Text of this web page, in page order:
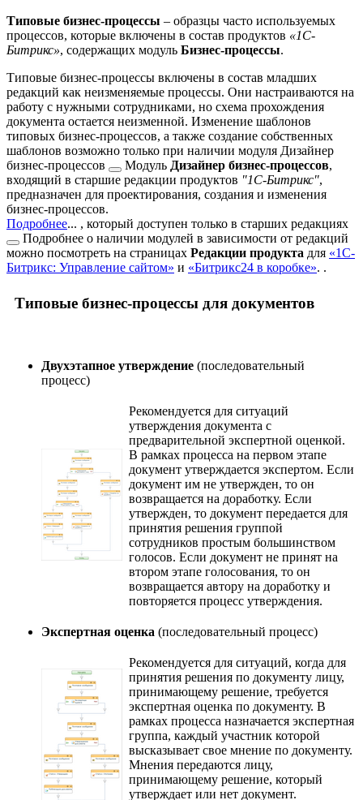
Типовые бизнес-процессы – образцы часто используемых
процессов, которые включены в состав продуктов «1C-
Битрикс», содержащих модуль Бизнес-процессы.
Типовые бизнес-процессы включены в состав младших
редакций как неизменяемые процессы. Они настраиваются на
работу с нужными сотрудниками, но схема прохождения
документа остается неизменной. Изменение шаблонов
типовых бизнес-процессов, а также создание собственных
шаблонов возможно только при наличии модуля Дизайнер
бизнес-процессов
Модуль Дизайнер бизнес-процессов,
входящий в старшие редакции продуктов "1С-Битрикс",
предназначен для проектирования, создания и изменения
бизнес-процессов.
Подробнее... , который доступен только в старших редакциях
Подробнее о наличии модулей в зависимости от редакций
можно посмотреть на страницах Редакции продукта для «1С-
Битрикс: Управление сайтом» и «Битрикс24 в коробке». .
Типовые бизнес-процессы для документов
Двухэтапное утверждение (последовательный
процесс)
Рекомендуется для ситуаций
утверждения документа с
предварительной экспертной оценкой.
В рамках процесса на первом этапе
документ утверждается экспертом. Если
документ им не утвержден, то он
возвращается на доработку. Если
утвержден, то документ передается для
принятия решения группой
сотрудников простым большинством
голосов. Если документ не принят на
втором этапе голосования, то он
возвращается автору на доработку и
повторяется процесс утверждения.
Экспертная оценка (последовательный процесс)
Рекомендуется для ситуаций, когда для
принятия решения по документу лицу,
принимающему решение, требуется
экспертная оценка по документу. В
рамках процесса назначается экспертная
группа, каждый участник которой
высказывает свое мнение по документу.
Мнения передаются лицу,
принимающему решение, который
утверждает или нет документ.